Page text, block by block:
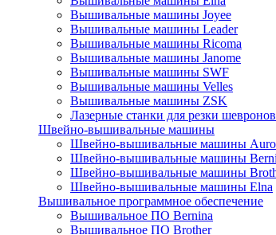
Вышивальные машины Joyee
Вышивальные машины Leader
Вышивальные машины Ricoma
Вышивальные машины Janome
Вышивальные машины SWF
Вышивальные машины Velles
Вышивальные машины ZSK
Лазерные станки для резки шевронов
Швейно-вышивальные машины
Швейно-вышивальные машины
Швейно-вышивальные машины
Швейно-вышивальные машины
Швейно-вышивальные машины Elna
Вышивальное программное обеспечение
Вышивальное ПО Bernina
Вышивальное ПО Brother